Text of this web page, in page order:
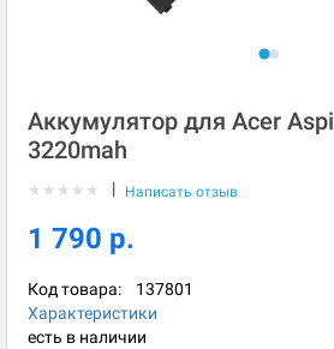
Аккумулятор для Acer
3220mah
★ ★ ★ ★ ★ | Написать отзыв
1 790 р.
Код товара: 137801
Характеристики
есть в наличии